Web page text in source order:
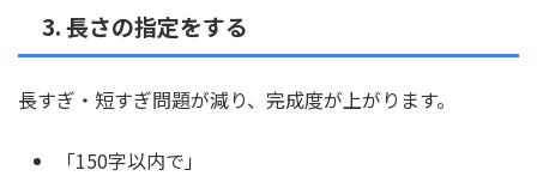
3. 長さの指定をする
長すぎ・短すぎ問題が減り、完成度が上がります。
「150字以内で」